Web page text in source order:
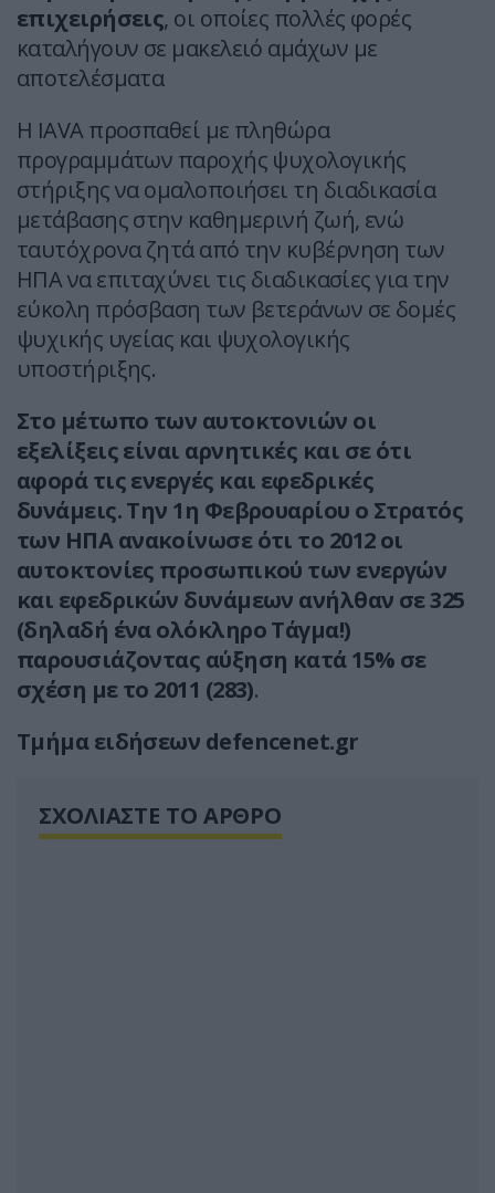
επιχειρήσεις, οι οποίες πολλές φορές
καταλήγουν σε μακελειό αμάχων με
αποτελέσματα
Η IAVA προσπαθεί με πληθώρα
προγραμμάτων παροχής ψυχολογικής
στήριξης να ομαλοποιήσει τη διαδικασία
μετάβασης στην καθημερινή ζωή, ενώ
ταυτόχρονα ζητά από την κυβέρνηση των
ΗΠΑ να επιταχύνει τις διαδικασίες για την
εύκολη πρόσβαση των βετεράνων σε δομές
ψυχικής υγείας και ψυχολογικής
υποστήριξης.
Στο μέτωπο των αυτοκτονιών οι
εξελίξεις είναι αρνητικές και σε ότι
αφορά τις ενεργές και εφεδρικές
δυνάμεις. Την 1η Φεβρουαρίου ο Στρατός
των ΗΠΑ ανακοίνωσε ότι το 2012 οι
αυτοκτονίες προσωπικού των ενεργών
και εφεδρικών δυνάμεων ανήλθαν σε 325
(δηλαδή ένα ολόκληρο Τάγμα!)
παρουσιάζοντας αύξηση κατά 15% σε
σχέση με το 2011 (283).
Tμήμα ειδήσεων defencenet.gr
ΣΧΟΛΙΑΣΤΕ ΤΟ ΑΡΘΡΟ